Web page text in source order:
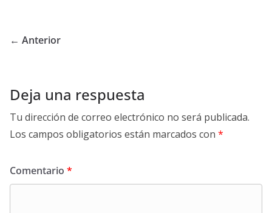
← Anterior
Deja una respuesta
Tu dirección de correo electrónico no será publicada.
Los campos obligatorios están marcados con *
Comentario *